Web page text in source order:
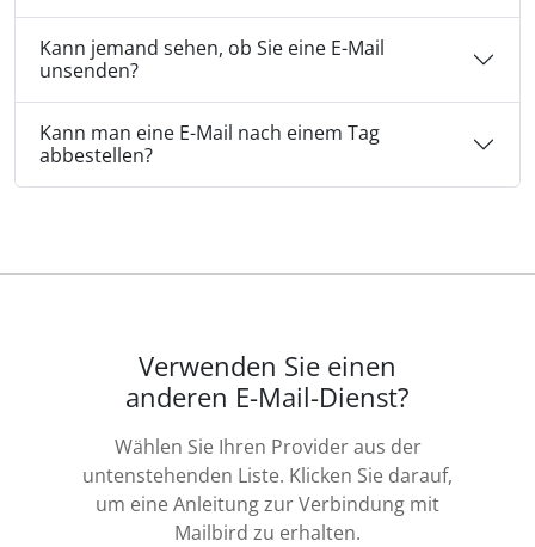
Kann jemand sehen, ob Sie eine E-Mail
unsenden?
Kann man eine E-Mail nach einem Tag
abbestellen?
Verwenden Sie einen
anderen E-Mail-Dienst?
Wählen Sie Ihren Provider aus der
untenstehenden Liste. Klicken Sie darauf,
um eine Anleitung zur Verbindung mit
Mailbird zu erhalten.